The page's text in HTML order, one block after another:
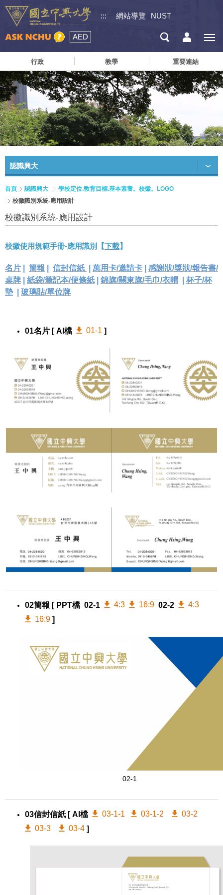
::: 網站導覽 NUST
AED
行政 教學 重要連結
認識興大
首頁 認識興大
學校定位.教育目標.基本素養。校徽。LOGO
校徽識別系統-應用設計
校徽識別系統-應用設計
校徽使用規範手冊-應用識別【下載】
名片 | 簡報 | 信封信紙 | 萬用卡/邀請卡 | 感謝狀/獎狀/報告書/
桌牌 | 紙袋/筆記本/便條紙 | 錦旗/關東旗/毛巾/衣帽 | 杯子/杯
墊 | 玻璃貼/單位牌
01名片 [ AI檔 01-1 ]
02簡報 [ PPT檔 02-1 4:3 16:9 02-2
4:3
16:9 ]
02-1
03信封信紙 [ AI檔 03-1-1 03-1-2
03-2
03-3
03-4 ]